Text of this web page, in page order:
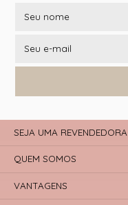
SEJA UMA REVENDEDORA
QUEM SOMOS
VANTAGENS